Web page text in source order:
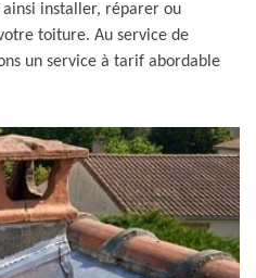
installer, réparer ou
toiture. Au service de
un service à tarif abordable